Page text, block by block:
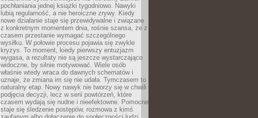
pochłaniania jednej książki tygodniowo. Nawyki
lubią regularność, a nie heroiczne zrywy. Kiedy
nowe działanie staje się przewidywalne i związane
z konkretnym momentem dnia, rośnie szansa, że z
czasem przestanie wymagać szczególnego
wysiłku. W połowie procesu pojawia się zwykle
kryzys. To moment, kiedy pierwszy entuzjazm
wygasa, a rezultaty nie są jeszcze wystarczająco
widoczne, by silnie motywować. Wiele osób
właśnie wtedy wraca do dawnych schematów i
uznaje, że zmiana im się nie udała. Tymczasem to
naturalny etap. Nowy nawyk nie tworzy się w chwili
podjęcia decyzji, lecz w serii powtórzeń, które
czasem wydają się nudne i nieefektowne. Pomocne
staje się śledzenie postępów, rozmowa z kimś